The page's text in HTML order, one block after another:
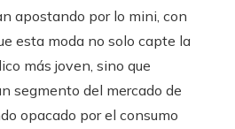
apostando por lo mini, con
esta moda no solo capte la
más joven, sino que
segmento del mercado de
opacado por el consumo